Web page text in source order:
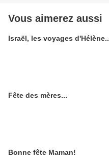
Vous aimerez aussi
Israël, les voyages d'Hélène..
Fête des mères...
Bonne fête Maman!